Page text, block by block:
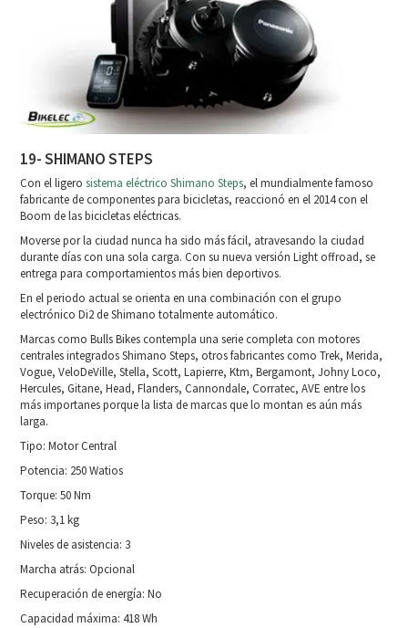
19- SHIMANO STEPS
Con el ligerosistema eléctrico Shimano Steps, el mundialmente famoso
fabricante de componentes para bicicletas, reaccionó en el 2014 con el
Boom de las bicicletas eléctricas.
Moverse por la ciudad nunca ha sido más fácil, atravesando la ciudad
durante días con una sola carga. Con su nueva versión Light offroad, se
entrega para comportamientos más bien deportivos.
En el periodo actual se orienta en una combinación con el grupo
electrónico Di2 de Shimano totalmente automático.
Marcas como Bulls Bikes contempla una serie completa con motores
centrales integrados Shimano Steps, otros fabricantes como Trek, Merida,
Vogue, VeloDeVille, Stella, Scott, Lapierre, Ktm, Bergamont, Johny Loco,
Hercules, Gitane, Head, Flanders, Cannondale, Corratec, AVE entre los
más importanes porque la lista de marcas que lo montan es aún más
larga.
Tipo: Motor Central
Potencia: 250 Watios
Torque: 50 Nm
Peso: 3,1 kg
Niveles de asistencia: 3
Marcha atrás: Opcional
Recuperación de energía: No
Capacidad máxima: 418 Wh